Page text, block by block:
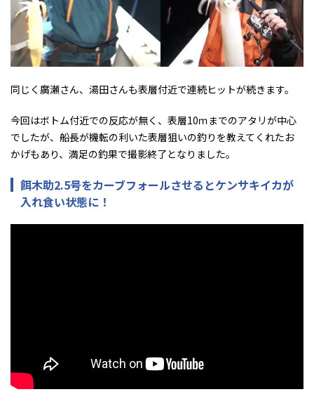
同じく廣瀬さん、湯田さんも表層付近で連続ヒットが続きます。
今回はボトム付近での反応が無く、表層10ｍまでのアタリが中心
でしたが、船長が機転の利いた表層狙いの釣りを教えてくれたお
かげもあり、満足の釣果で撮影終了となりました。
餌木助2.5号をカーブフォールさせるとケンサキイカが
入れ食い状態に！